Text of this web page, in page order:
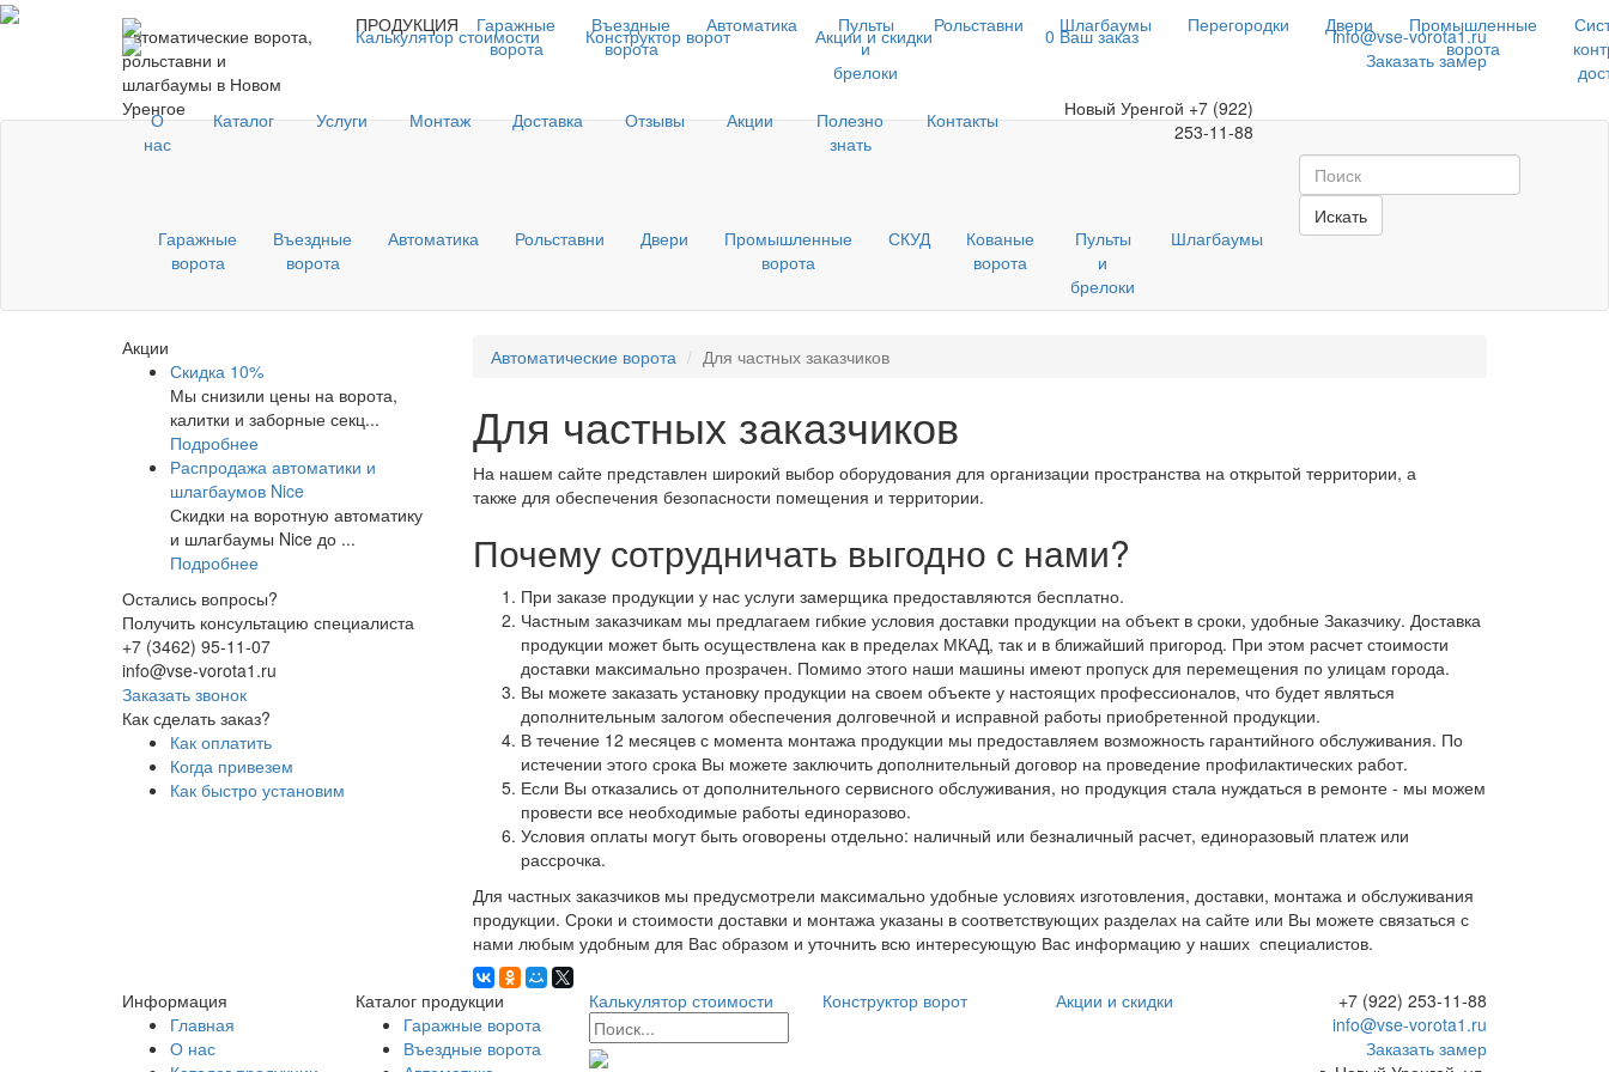
ПРОДУКЦИЯ
Гаражные
ворота
Въездные
ворота
Автоматика
Пульты
и
брелоки
Рольставни Шлагбаумы Перегородки Двери
Промышленные
ворота
О
нас
Каталог Услуги Монтаж Доставка Отзывы Акции
Полезно
знать
Контакты Новый Уренгой +7 (922)
253-11-88
Автоматические ворота,
рольставни и
шлагбаумы в Новом
Уренгое
Калькулятор стоимости Конструктор ворот Акции и скидки 0 Ваш заказ
info@vse-vorota1.ru
Заказать замер
Гаражные
ворота
Въездные
ворота
Автоматика Рольставни Двери
Промышленные
ворота
СКУД
Кованые
ворота
Пульты
и
брелоки
Шлагбаумы
Искать
Автоматические ворота Для частных заказчиков
Для частных заказчиков
На нашем сайте представлен широкий выбор оборудования для организации пространства на открытой территории, а
также для обеспечения безопасности помещения и территории.
Почему сотрудничать выгодно с нами?
При заказе продукции у нас услуги замерщика предоставляются бесплатно.
Частным заказчикам мы предлагаем гибкие условия доставки продукции на объект в сроки, удобные Заказчику. Доставка
продукции может быть осуществлена как в пределах МКАД, так и в ближайший пригород. При этом расчет стоимости
доставки максимально прозрачен. Помимо этого наши машины имеют пропуск для перемещения по улицам города.
Вы можете заказать установку продукции на своем объекте у настоящих профессионалов, что будет являться
дополнительным залогом обеспечения долговечной и исправной работы приобретенной продукции.
В течение 12 месяцев с момента монтажа продукции мы предоставляем возможность гарантийного обслуживания. По
истечении этого срока Вы можете заключить дополнительный договор на проведение профилактических работ.
Если Вы отказались от дополнительного сервисного обслуживания, но продукция стала нуждаться в ремонте - мы можем
провести все необходимые работы единоразово.
Условия оплаты могут быть оговорены отдельно: наличный или безналичный расчет, единоразовый платеж или
рассрочка.
Для частных заказчиков мы предусмотрели максимально удобные условиях изготовления, доставки, монтажа и обслуживания
продукции. Сроки и стоимости доставки и монтажа указаны в соответствующих разделах на сайте или Вы можете связаться с
нами любым удобным для Вас образом и уточнить всю интересующую Вас информацию у наших специалистов.
Акции
Скидка 10%
Мы снизили цены на ворота,
калитки и заборные секц...
Подробнее
Распродажа автоматики и
шлагбаумов Nice
Скидки на воротную автоматику
и шлагбаумы Nice до ...
Подробнее
Остались вопросы?
Получить консультацию специалиста
+7 (3462) 95-11-07
info@vse-vorota1.ru
Заказать звонок
Как сделать заказ?
Как оплатить
Когда привезем
Как быстро установим
Информация
Главная
О нас
Каталог продукции
Гаражные ворота
Въездные ворота
Калькулятор стоимости Конструктор ворот Акции и скидки
+7 (922) 253-11-88
info@vse-vorota1.ru
Заказать замер